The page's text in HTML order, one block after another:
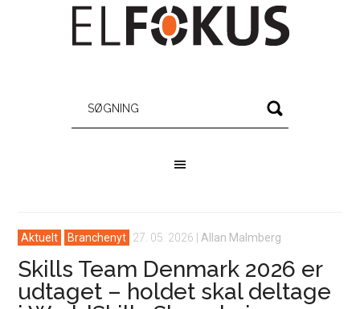
Aktuelt Branchenyt 27. 05. 2026 Allan Malmberg
Skills Team Denmark 2026 er
udtaget – holdet skal deltage